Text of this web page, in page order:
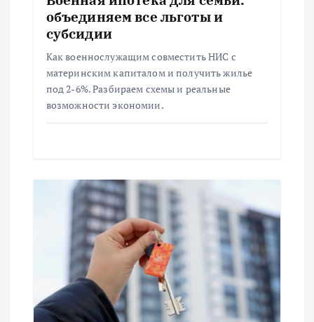
объединяем все льготы и
субсидии
Как военнослужащим совместить НИС с
материнским капиталом и получить жилье
под 2-6%. Разбираем схемы и реальные
возможности экономии.